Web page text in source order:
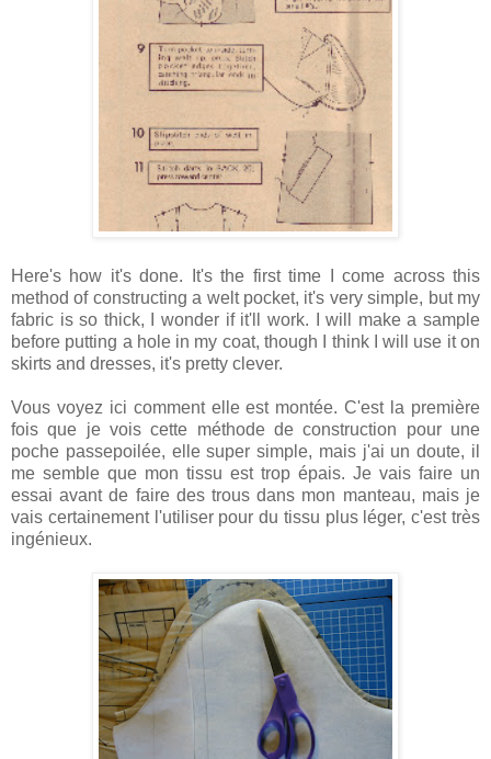
Here's how it's done. It's the first time I come across this
method of constructing a welt pocket, it's very simple, but my
fabric is so thick, I wonder if it'll work. I will make a sample
before putting a hole in my coat, though I think I will use it on
skirts and dresses, it's pretty clever.
Vous voyez ici comment elle est montée. C'est la première
fois que je vois cette méthode de construction pour une
poche passepoilée, elle super simple, mais j'ai un doute, il
me semble que mon tissu est trop épais. Je vais faire un
essai avant de faire des trous dans mon manteau, mais je
vais certainement l'utiliser pour du tissu plus léger, c'est très
ingénieux.